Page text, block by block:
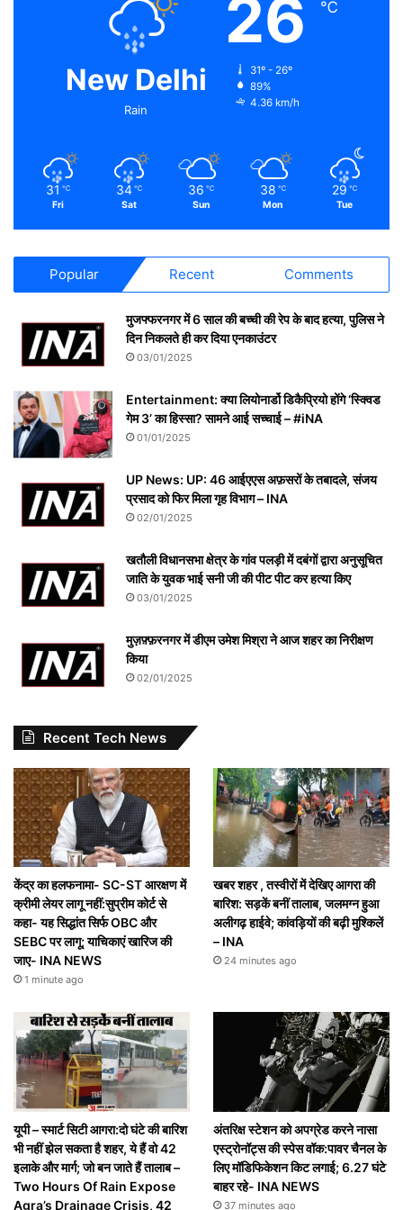
New Delhi
Rain
26 ℃
31º - 26º
89%
4.36 km/h
31 ℃
Fri
34 ℃
Sat
36 ℃
Sun
38 ℃
Mon
29 ℃
Tue
Popular Recent Comments
मुजफ्फरनगर में 6 साल की बच्ची की रेप के बाद हत्या, पुलिस ने
दिन निकलते ही कर दिया एनकाउंटर
03/01/2025
Entertainment: क्या लियोनार्डो डिकैप्रियो होंगे ‘स्क्विड
गेम 3’ का हिस्सा? सामने आई सच्चाई – #iNA
01/01/2025
UP News: UP: 46 आईएएस अफ़सरों के तबादले, संजय
प्रसाद को फिर मिला गृह विभाग – INA
02/01/2025
खतौली विधानसभा क्षेत्र के गांव पलड़ी में दबंगों द्वारा अनुसूचित
जाति के युवक भाई सनी जी की पीट पीट कर हत्या किए
03/01/2025
मुज़फ़्फ़रनगर में डीएम उमेश मिश्रा ने आज शहर का निरीक्षण
किया
02/01/2025
Recent Tech News
केंद्र का हलफनामा- SC-ST आरक्षण में
क्रीमी लेयर लागू नहीं:सुप्रीम कोर्ट से
कहा- यह सिद्धांत सिर्फ OBC और
SEBC पर लागू; याचिकाएं खारिज की
जाए- INA NEWS
1 minute ago
खबर शहर , तस्वीरों में देखिए आगरा की
बारिश: सड़कें बनीं तालाब, जलमग्न हुआ
अलीगढ़ हाईवे; कांवड़ियों की बढ़ी मुश्किलें
– INA
24 minutes ago
यूपी – स्मार्ट सिटी आगरा:दो घंटे की बारिश
भी नहीं झेल सकता है शहर, ये हैं वो 42
इलाके और मार्ग; जो बन जाते हैं तालाब –
Two Hours Of Rain Expose
Agra’s Drainage Crisis, 42
अंतरिक्ष स्टेशन को अपग्रेड करने नासा
एस्ट्रोनॉट्स की स्पेस वॉक:पावर चैनल के
लिए मॉडिफिकेशन किट लगाई; 6.27 घंटे
बाहर रहे- INA NEWS
37 minutes ago